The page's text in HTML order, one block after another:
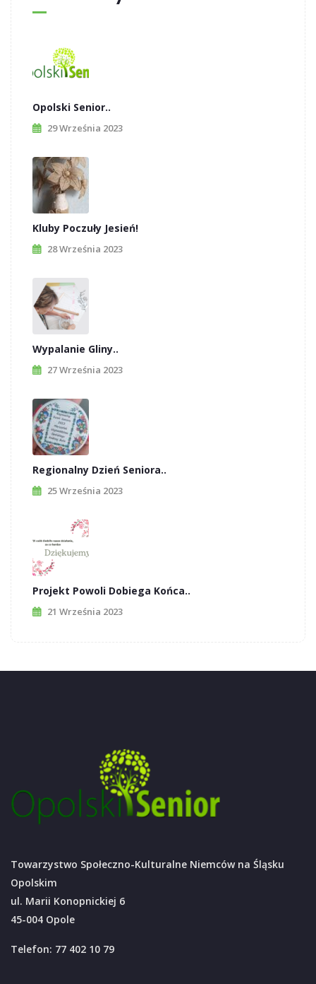
Opolski Senior..
29 Września 2023
Kluby Poczuły Jesień!
28 Września 2023
Wypalanie Gliny..
27 Września 2023
Regionalny Dzień Seniora..
25 Września 2023
Projekt Powoli Dobiega Końca..
21 Września 2023
Towarzystwo Społeczno-Kulturalne Niemców na Śląsku
Opolskim
ul. Marii Konopnickiej 6
45-004 Opole
Telefon: 77 402 10 79